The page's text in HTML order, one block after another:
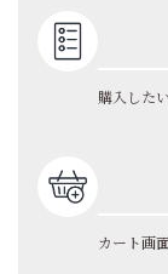
購入した
カート画